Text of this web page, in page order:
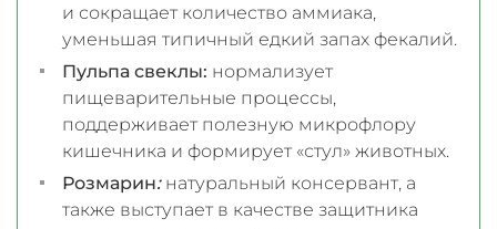
и сокращает количество аммиака,
уменьшая типичный едкий запах фекалий.
Пульпа свеклы: нормализует
пищеварительные процессы,
поддерживает полезную микрофлору
кишечника и формирует «стул» животных.
Розмарин: натуральный консервант, а
также выступает в качестве защитника